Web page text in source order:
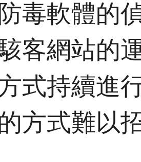
毒軟體的
客網站的
式持續進
方式難以